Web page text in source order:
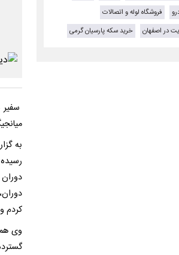
به
کردم
وی
فروشگاه لوله و اتصالات
در اصفهان
خرید سکه پارسیان گرمی